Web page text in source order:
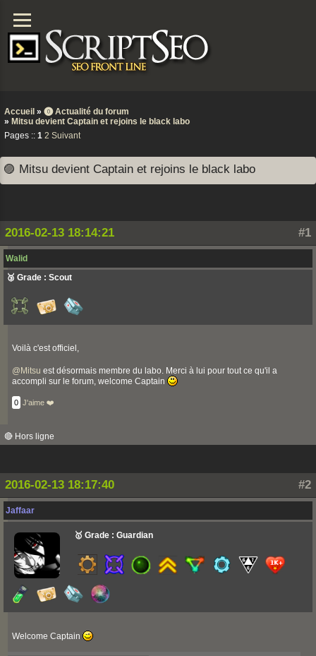
Accueil » ⓿ Actualité du forum
» Mitsu devient Captain et rejoins le black labo
Pages :: 1 2 Suivant
🟣 Mitsu devient Captain et rejoins le black labo
#1
2016-02-13 18:14:21
Walid
🥉 Grade : Scout
Voilà c'est officiel,
@ Mitsu est désormais membre du labo. Merci à lui pour tout ce qu'il a
accompli sur le forum, welcome Captain
0 J'aime ❤️
🔴 Hors ligne
#2
2016-02-13 18:17:40
Jaffaar
🥇 Grade : Guardian
Welcome Captain